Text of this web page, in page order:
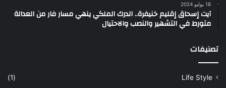
18 يوليو 2024
آيت إسحاق إقليم خنيفرة.. الدرك الملكي ينهي مسار فار من العدالة
متورط في التشهير والنصب والاحتيال
تصنيفات
Life Style
(1)